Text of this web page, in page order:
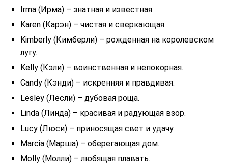
Irma (Ирма) – знатная и известная.
Karen (Карэн) – чистая и сверкающая.
Kimberly (Кимберли) – рожденная на королевском
лугу.
Kelly (Кэли) – воинственная и непокорная.
Candy (Кэнди) – искренняя и правдивая.
Lesley (Лесли) – дубовая роща.
Linda (Линда) – красивая и радующая взор.
Lucy (Люси) – приносящая свет и удачу.
Marcia (Марша) – оберегающая дом.
Molly (Молли) – любящая плавать.